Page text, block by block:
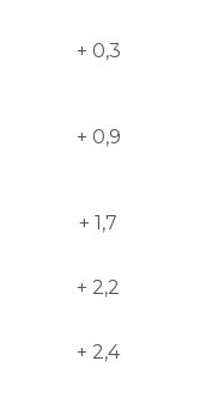
+ 0,3
+ 0,9
+ 1,7
+ 2,2
+ 2,4